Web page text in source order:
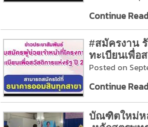
Continue
#สมัครงาน
ทะเบียนเพื่อ
Posted on
Continue
บัณฑิตใหม่ห